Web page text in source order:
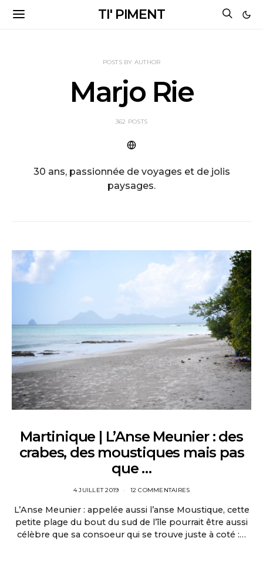
TI' PIMENT
POSTS BY AUTHOR
Marjo Rie
362 POSTS
30 ans, passionnée de voyages et de jolis
paysages.
Martinique | L’Anse Meunier : des
crabes, des moustiques mais pas
que …
4 JUILLET 2019 12 COMMENTAIRES
L’Anse Meunier : appelée aussi l’anse Moustique, cette
petite plage du bout du sud de l’île pourrait être aussi
célèbre que sa consoeur qui se trouve juste à coté :…